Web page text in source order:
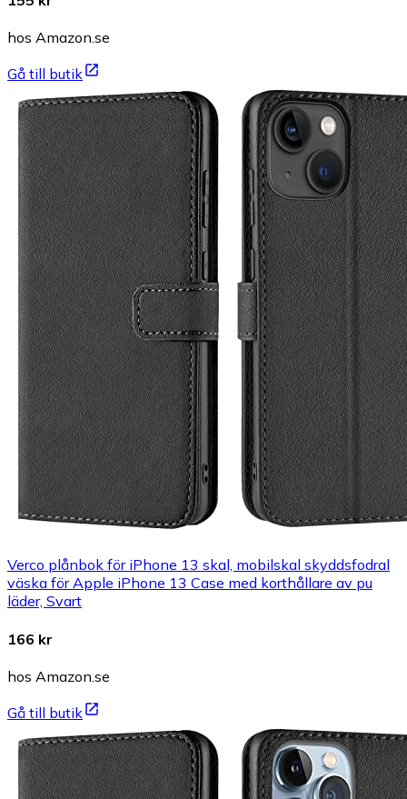
hos Amazon.se
Gå till butik
Verco plånbok för iPhone 13 skal, mobilskal skyddsfodral
väska för Apple iPhone 13 Case med korthållare av pu
läder, Svart
166 kr
hos Amazon.se
Gå till butik